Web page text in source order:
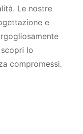
Le nostre
e
lo
compromessi.